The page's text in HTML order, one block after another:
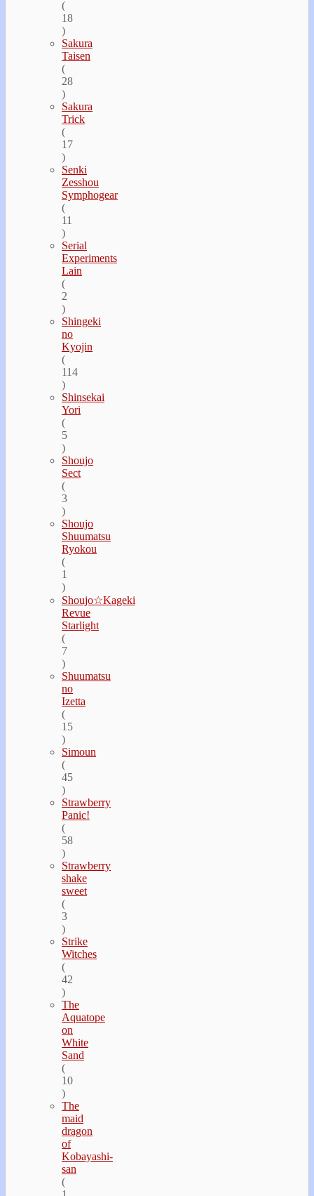
(
18
)
Sakura
Taisen
(
28
)
Sakura
Trick
(
17
)
Senki
Zesshou
Symphogear
(
11
)
Serial
Experiments
Lain
(
2
)
Shingeki
no
Kyojin
(
114
)
Shinsekai
Yori
(
5
)
Shoujo
Sect
(
3
)
Shoujo
Shuumatsu
Ryokou
(
1
)
Shoujo☆Kageki
Revue
Starlight
(
7
)
Shuumatsu
no
Izetta
(
15
)
Simoun
(
45
)
Strawberry
Panic!
(
58
)
Strawberry
shake
sweet
(
3
)
Strike
Witches
(
42
)
The
Aquatope
on
White
Sand
(
10
)
The
maid
dragon
of
Kobayashi-
san
(